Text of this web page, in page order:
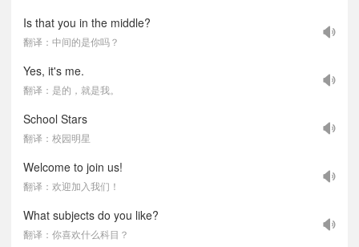
Is that you in the middle?
翻译：中间的是你吗？
Yes, it's me.
翻译：是的，就是我。
School Stars
翻译：校园明星
Welcome to join us!
翻译：欢迎加入我们！
What subjects do you like?
翻译：你喜欢什么科目？